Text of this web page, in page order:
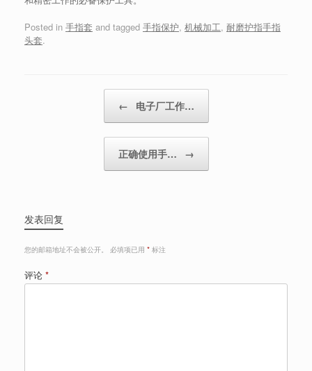
Posted in 手指套 and tagged 手指保护, 机械加工, 耐磨护指手指
头套.
← 电子厂工作…
正确使用手… →
发表回复
您的邮箱地址不会被公开。 必填项已用 * 标注
评论 *